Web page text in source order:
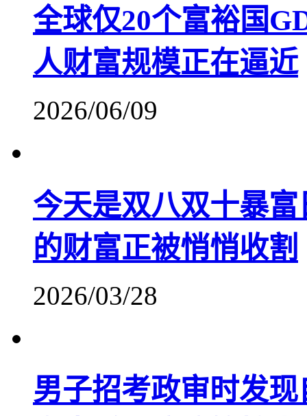
全球仅20个富裕国
人财富规模正在逼近
2026/06/09
今天是双八双十暴
的财富正被悄悄收割
2026/03/28
男子招考政审时发